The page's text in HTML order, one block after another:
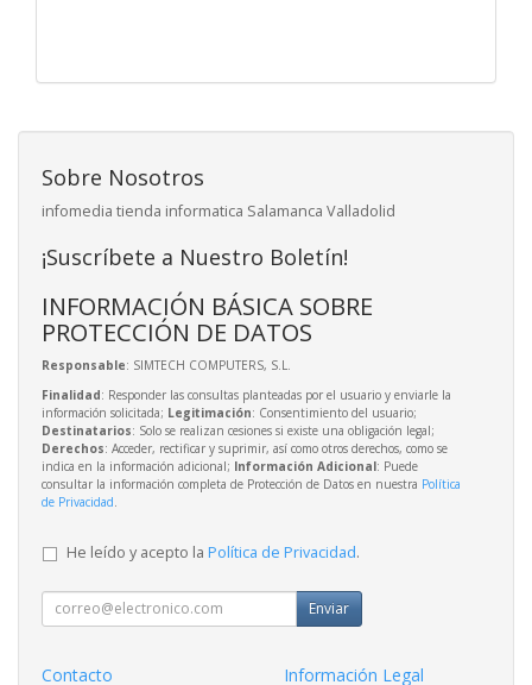
Sobre Nosotros
infomedia tienda informatica Salamanca Valladolid
¡Suscríbete a Nuestro Boletín!
INFORMACIÓN BÁSICA SOBRE
PROTECCIÓN DE DATOS
Responsable: SIMTECH COMPUTERS, S.L.
Finalidad: Responder las consultas planteadas por el usuario y enviarle la
información solicitada; Legitimación: Consentimiento del usuario;
Destinatarios: Solo se realizan cesiones si existe una obligación legal;
Derechos: Acceder, rectificar y suprimir, así como otros derechos, como se
indica en la información adicional; Información Adicional: Puede
consultar la información completa de Protección de Datos en nuestra Política
de Privacidad
He leído y acepto la Política de Privacidad.
Enviar
Contacto Información Legal